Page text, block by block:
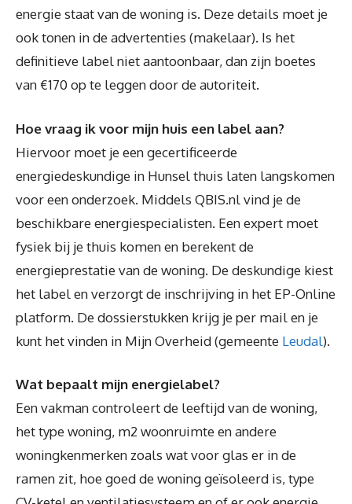
energie staat van de woning is. Deze details moet je
ook tonen in de advertenties (makelaar). Is het
definitieve label niet aantoonbaar, dan zijn boetes
van €170 op te leggen door de autoriteit.
Hoe vraag ik voor mijn huis een label aan?
Hiervoor moet je een gecertificeerde
energiedeskundige in Hunsel thuis laten langskomen
voor een onderzoek. Middels QBIS.nl vind je de
beschikbare energiespecialisten. Een expert moet
fysiek bij je thuis komen en berekent de
energieprestatie van de woning. De deskundige kiest
het label en verzorgt de inschrijving in het EP-Online
platform. De dossierstukken krijg je per mail en je
kunt het vinden in Mijn Overheid (gemeente Leudal).
Wat bepaalt mijn energielabel?
Een vakman controleert de leeftijd van de woning,
het type woning, m2 woonruimte en andere
woningkenmerken zoals wat voor glas er in de
ramen zit, hoe goed de woning geïsoleerd is, type